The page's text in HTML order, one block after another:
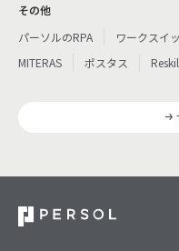
その他
パーソルのRPA
ワークスイ
MITERAS
ポスタス